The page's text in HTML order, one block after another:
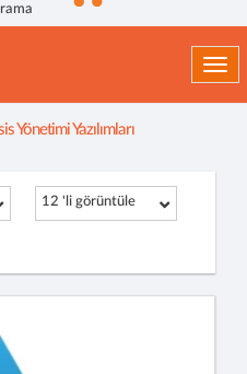
Yönetimi Yazılımları
12 'li görüntüle